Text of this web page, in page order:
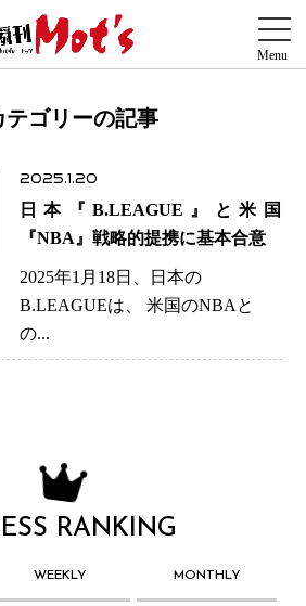
ゴリーの記事
2025.1.20
日本『B.LEAGUE』と米国
『NBA』戦略的提携に基本合意
2025年1月18日、日本の
B.LEAGUEは、 米国のNBAと
の...
RANKING
WEEKLY MONTHLY